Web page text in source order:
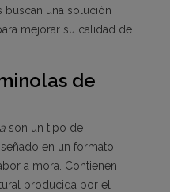
buscan una solución
mejorar su calidad de
de
son un tipo de
en un formato
a mora. Contienen
producida por el